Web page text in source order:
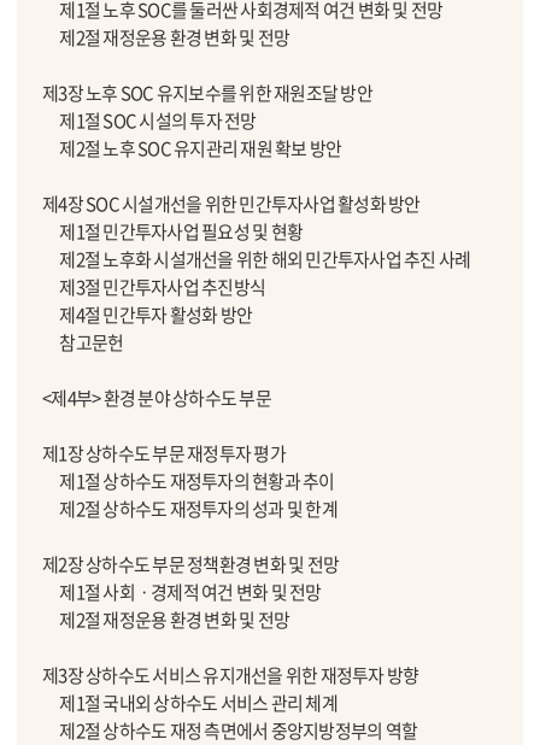
제1절 노후 SOC를 둘러싼 사회경제적 여건 변화 및 전망
제2절 재정운용 환경 변화 및 전망
제3장 노후 SOC 유지보수를 위한 재원조달 방안
제1절 SOC 시설의 투자 전망
제2절 노후 SOC 유지관리 재원 확보 방안
제4장 SOC 시설개선을 위한 민간투자사업 활성화 방안
제1절 민간투자사업 필요성 및 현황
제2절 노후화 시설개선을 위한 해외 민간투자사업 추진 사례
제3절 민간투자사업 추진방식
제4절 민간투자 활성화 방안
참고문헌
<제4부> 환경 분야 상하수도 부문
제1장 상하수도 부문 재정투자 평가
제1절 상하수도 재정투자의 현황과 추이
제2절 상하수도 재정투자의 성과 및 한계
제2장 상하수도 부문 정책환경 변화 및 전망
제1절 사회ㆍ경제적 여건 변화 및 전망
제2절 재정운용 환경 변화 및 전망
제3장 상하수도 서비스 유지개선을 위한 재정투자 방향
제1절 국내외 상하수도 서비스 관리 체계
제2절 상하수도 재정 측면에서 중앙지방정부의 역할